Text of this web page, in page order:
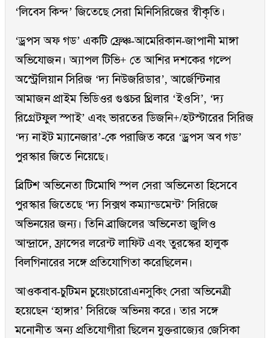
‘লিবেস কিন্দ’ জিতেছে সেরা মিনিসিরিজের স্বীকৃতি।
‘ড্রপস অফ গড’ একটি ফ্রেঞ্চ-আমেরিকান-জাপানী মাঙ্গা
অভিযোজন। অ্যাপল টিভি+ তে আশির দশকের গল্পে
অস্ট্রেলিয়ান সিরিজ ‘দ্য নিউজরিডার’, আর্জেন্টিনার
আমাজন প্রাইম ভিডিওর গুপ্তচর থ্রিলার ‘ইওসি’, ‘দ্য
রিগ্রেটফুল স্পাই’ এবং ভারতের ডিজনি+/হটস্টারের সিরিজ
‘দ্য নাইট ম্যানেজার’-কে পরাজিত করে ‘ড্রপস অব গড’
পুরস্কার জিতে নিয়েছে।
ব্রিটিশ অভিনেতা টিমোথি স্পল সেরা অভিনেতা হিসেবে
পুরস্কার জিতেছে ‘দ্য সিক্সথ কম্যান্ডমেন্ট’ সিরিজে
অভিনয়ের জন্য। তিনি ব্রাজিলের অভিনেতা জুলিও
আন্দ্রাদে, ফ্রান্সের লরেন্ট লাফিট এবং তুরস্কের হালুক
বিলগিনারের সঙ্গে প্রতিযোগিতা করেছিলেন।
আওকবাব-চুটিমন চুয়েংচারোএনসুকিং সেরা অভিনেত্রী
হয়েছেন ‘হাঙ্গার’ সিরিজে অভিনয় করে। তার সঙ্গে
মনোনীত অন্য প্রতিযোগীরা ছিলেন যুক্তরাজ্যের জেসিকা